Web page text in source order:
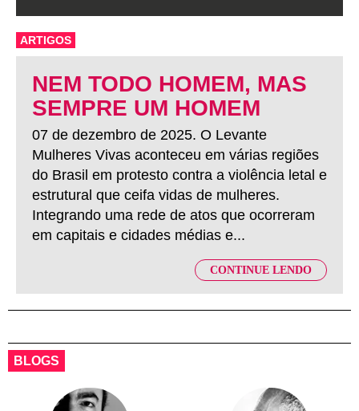
ARTIGOS
NEM TODO HOMEM, MAS
SEMPRE UM HOMEM
07 de dezembro de 2025. O Levante
Mulheres Vivas aconteceu em várias regiões
do Brasil em protesto contra a violência letal e
estrutural que ceifa vidas de mulheres.
Integrando uma rede de atos que ocorreram
em capitais e cidades médias e...
CONTINUE LENDO
BLOGS